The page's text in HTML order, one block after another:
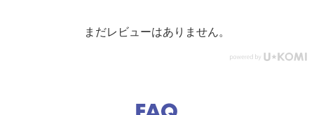
まだレビューはありません。